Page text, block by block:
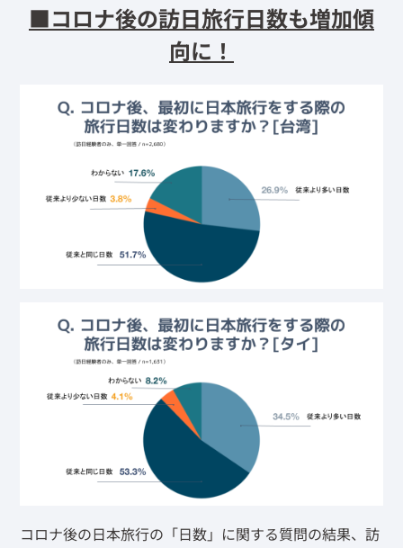
■コロナ後の訪日旅行日数も増加傾
向に！
コロナ後の日本旅行の「日数」に関する質問の結果、訪